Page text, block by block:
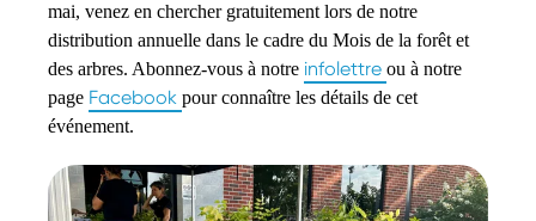
mai, venez en chercher gratuitement lors de notre
distribution annuelle dans le cadre du Mois de la forêt et
des arbres. Abonnez-vous à notre infolettre ou à notre
page Facebook pour connaître les détails de cet
événement.